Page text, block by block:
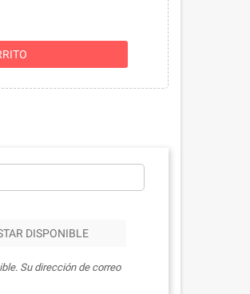
DISPONIBLE
Su dirección de correo